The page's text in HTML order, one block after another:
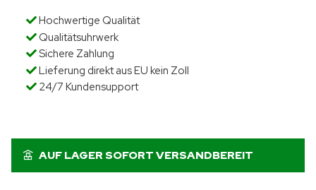
Hochwertige Qualität
Qualitätsuhrwerk
Sichere Zahlung
Lieferung direkt aus EU kein Zoll
24/7 Kundensupport
AUF LAGER SOFORT VERSANDBEREIT